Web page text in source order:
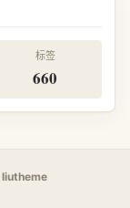
标签
660
liutheme